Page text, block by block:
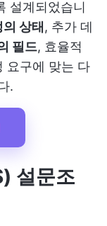
설계되었습니
상태 , 추가 데
필드, 효율적
요구에 맞는 다
.
설문조